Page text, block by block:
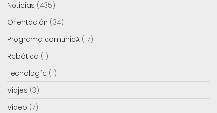
Noticias (435)
Orientación (34)
Programa comunicA (17)
Robótica (1)
Tecnología (1)
Viajes (3)
Video (7)